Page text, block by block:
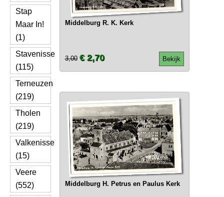
Stap
Maar In!
(1)
Stavenisse
(115)
Terneuzen
(219)
Tholen
(219)
Valkenisse
(15)
Veere
(552)
Middelburg R. K. Kerk
Bekijk
3,00 € 2,70
Middelburg H. Petrus en Paulus Kerk